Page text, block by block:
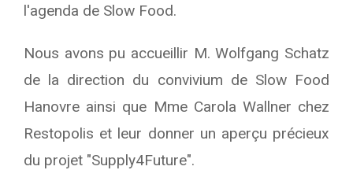
l'agenda de Slow Food.
Nous avons pu accueillir M. Wolfgang Schatz
de la direction du convivium de Slow Food
Hanovre ainsi que Mme Carola Wallner chez
Restopolis et leur donner un aperçu précieux
du projet "Supply4Future".